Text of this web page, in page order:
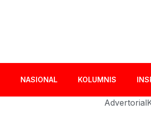
NASIONAL KOLUMNIS
Advertorial